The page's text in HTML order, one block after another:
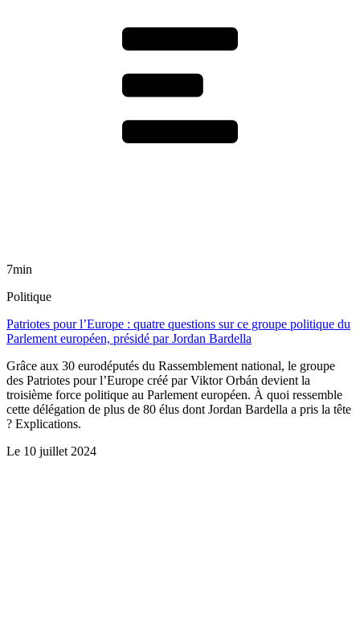
7min
Politique
Patriotes pour l’Europe : quatre questions sur ce groupe politique du
Parlement européen, présidé par Jordan Bardella
Grâce aux 30 eurodéputés du Rassemblement national, le groupe
des Patriotes pour l’Europe créé par Viktor Orbán devient la
troisième force politique au Parlement européen. À quoi ressemble
cette délégation de plus de 80 élus dont Jordan Bardella a pris la tête
? Explications.
Le 10 juillet 2024